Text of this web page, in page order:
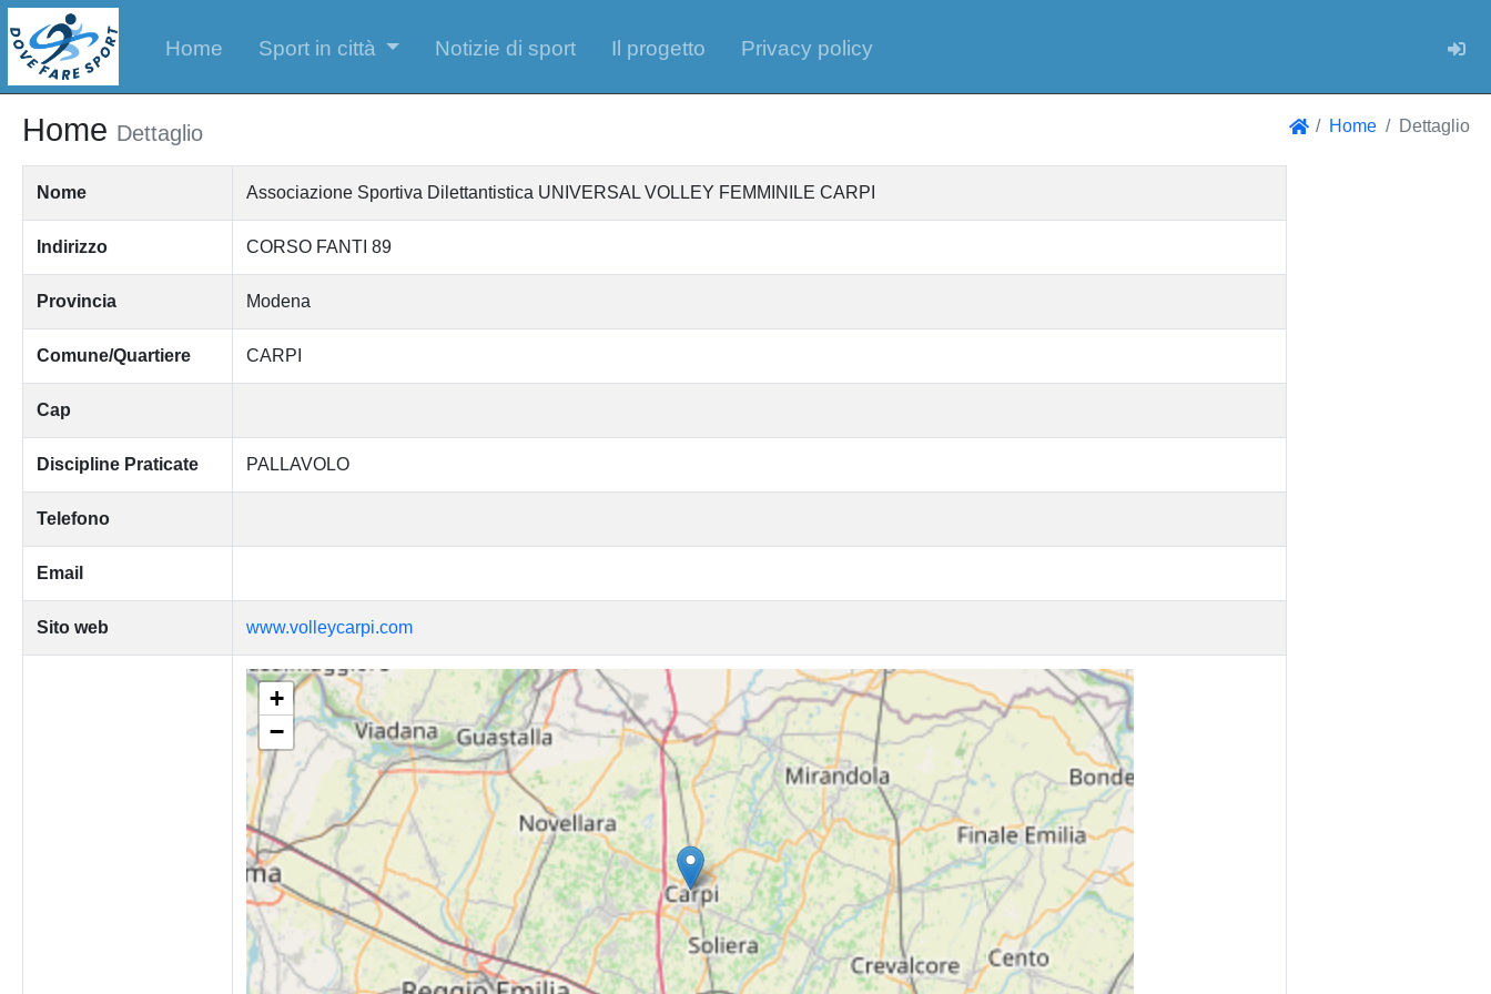
Home Sport in città Notizie di sport Il progetto Privacy policy
Home Dettaglio Home Dettaglio
Nome Associazione Sportiva Dilettantistica UNIVERSAL VOLLEY FEMMINILE CARPI
Indirizzo CORSO FANTI 89
Provincia Modena
Comune/Quartiere CARPI
Cap
Discipline Praticate PALLAVOLO
Telefono
Email
Sito web www.volleycarpi.com
+
−